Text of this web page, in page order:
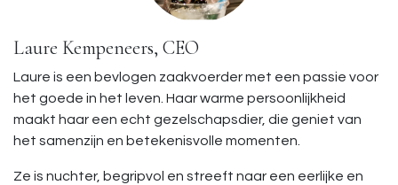
Laure Kempeneers, CEO
Laure is een bevlogen zaakvoerder met een passie voor
het goede in het leven. Haar warme persoonlijkheid
maakt haar een echt gezelschapsdier, die geniet van
het samenzijn en betekenisvolle momenten.
Ze is nuchter, begripvol en streeft naar een eerlijke en